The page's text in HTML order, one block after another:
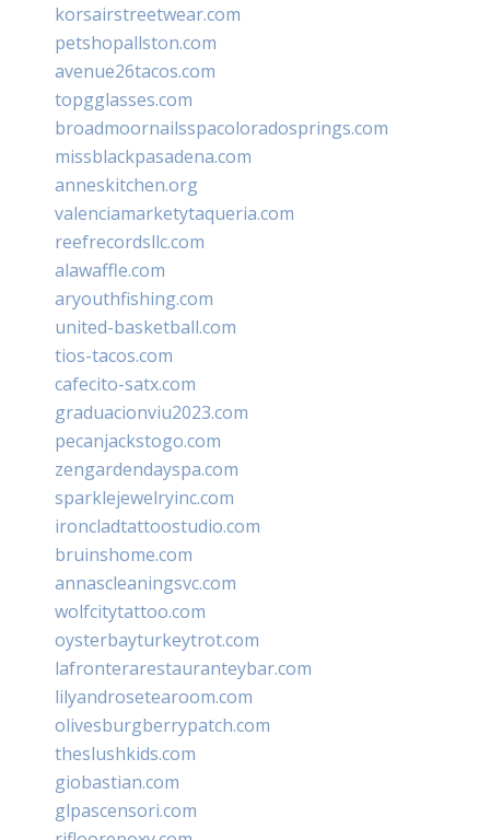
korsairstreetwear.com
petshopallston.com
avenue26tacos.com
topgglasses.com
broadmoornailsspacoloradosprings.com
missblackpasadena.com
anneskitchen.org
valenciamarketytaqueria.com
reefrecordsllc.com
alawaffle.com
aryouthfishing.com
united-basketball.com
tios-tacos.com
cafecito-satx.com
graduacionviu2023.com
pecanjackstogo.com
zengardendayspa.com
sparklejewelryinc.com
ironcladtattoostudio.com
bruinshome.com
annascleaningsvc.com
wolfcitytattoo.com
oysterbayturkeytrot.com
lafronterarestauranteybar.com
lilyandrosetearoom.com
olivesburgberrypatch.com
theslushkids.com
giobastian.com
glpascensori.com